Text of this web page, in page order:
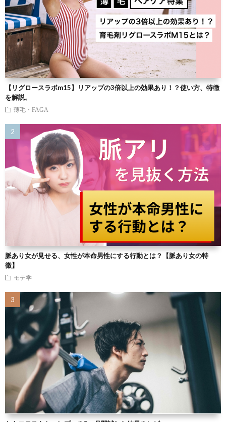
【リグロースラボm15】リアップの3倍以上の効果あり！？使い方、特徴
を解説。
薄毛・FAGA
脈あり女が見せる、女性が本命男性にする行動とは？【脈あり女の特
徴】
モテ学